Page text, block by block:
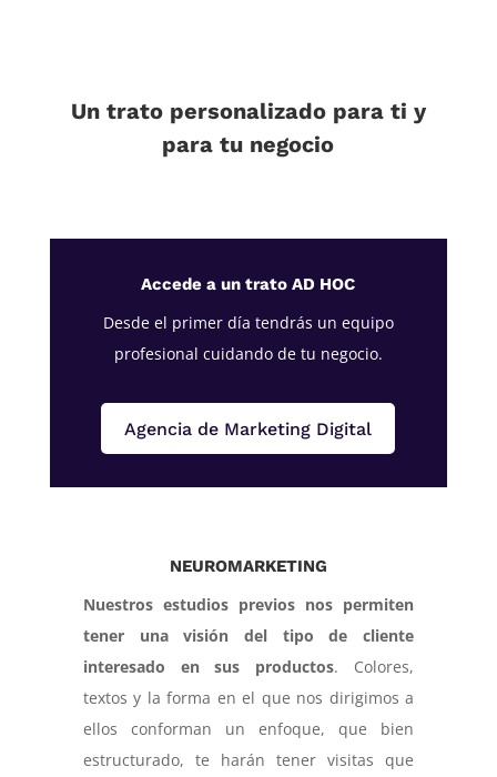
Un trato personalizado para ti y
para tu negocio
Accede a un trato AD HOC
Desde el primer día tendrás un equipo
profesional cuidando de tu negocio.
Agencia de Marketing Digital
NEUROMARKETING
Nuestros estudios previos nos permiten
tener una visión del tipo de cliente
interesado en sus productos. Colores,
textos y la forma en el que nos dirigimos a
ellos conforman un enfoque, que bien
estructurado, te harán tener visitas que